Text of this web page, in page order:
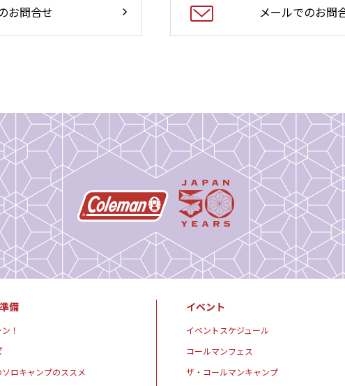
お問合せ メールでのお問
備
！
ロキャンプのススメ
イベント
イベントスケジュール
コールマンフェス
ザ・コールマンキャンプ